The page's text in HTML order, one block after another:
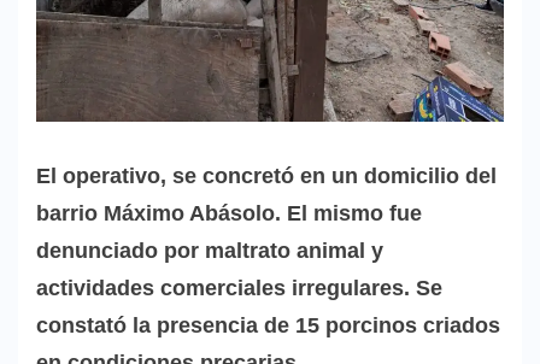
El operativo, se concretó en un domicilio del
barrio Máximo Abásolo. El mismo fue
denunciado por maltrato animal y
actividades comerciales irregulares. Se
constató la presencia de 15 porcinos criados